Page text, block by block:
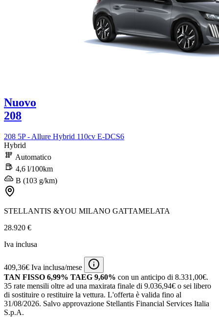
Nuovo
208
208 5P - Allure Hybrid 110cv E-DCS6
Hybrid
Automatico
4,6 l/100km
B (103 g/km)
STELLANTIS &YOU MILANO GATTAMELATA
28.920 €
Iva inclusa
409,36€ Iva inclusa/mese
TAN FISSO 6,99% TAEG 9,60% con un anticipo di 8.331,00€.
35 rate mensili oltre ad una maxirata finale di 9.036,94€ o sei libero
di sostituire o restituire la vettura. L'offerta è valida fino al
31/08/2026. Salvo approvazione Stellantis Financial Services Italia
S.p.A.